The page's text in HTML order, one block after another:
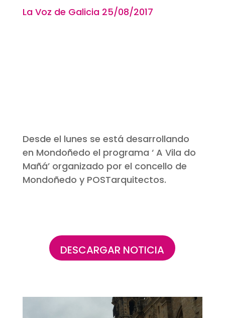
La Voz de Galicia 25/08/2017
Desde el lunes se está desarrollando
en Mondoñedo el programa ‘ A Vila do
Mañá’ organizado por el concello de
Mondoñedo y POSTarquitectos.
DESCARGAR NOTICIA